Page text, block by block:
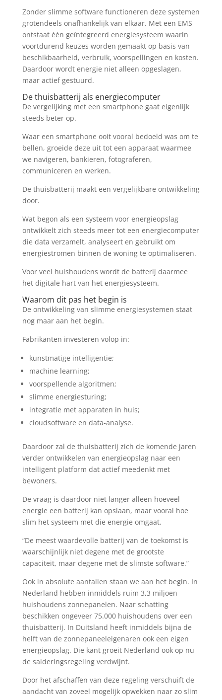
Zonder slimme software functioneren deze systemen
grotendeels onafhankelijk van elkaar. Met een EMS
ontstaat één geïntegreerd energiesysteem waarin
voortdurend keuzes worden gemaakt op basis van
beschikbaarheid, verbruik, voorspellingen en kosten.
Daardoor wordt energie niet alleen opgeslagen,
maar actief gestuurd.
De thuisbatterij als energiecomputer
De vergelijking met een smartphone gaat eigenlijk
steeds beter op.
Waar een smartphone ooit vooral bedoeld was om te
bellen, groeide deze uit tot een apparaat waarmee
we navigeren, bankieren, fotograferen,
communiceren en werken.
De thuisbatterij maakt een vergelijkbare ontwikkeling
door.
Wat begon als een systeem voor energieopslag
ontwikkelt zich steeds meer tot een energiecomputer
die data verzamelt, analyseert en gebruikt om
energiestromen binnen de woning te optimaliseren.
Voor veel huishoudens wordt de batterij daarmee
het digitale hart van het energiesysteem.
Waarom dit pas het begin is
De ontwikkeling van slimme energiesystemen staat
nog maar aan het begin.
Fabrikanten investeren volop in:
kunstmatige intelligentie;
machine learning;
voorspellende algoritmen;
slimme energiesturing;
integratie met apparaten in huis;
cloudsoftware en data-analyse.
Daardoor zal de thuisbatterij zich de komende jaren
verder ontwikkelen van energieopslag naar een
intelligent platform dat actief meedenkt met
bewoners.
De vraag is daardoor niet langer alleen hoeveel
energie een batterij kan opslaan, maar vooral hoe
slim het systeem met die energie omgaat.
“De meest waardevolle batterij van de toekomst is
waarschijnlijk niet degene met de grootste
capaciteit, maar degene met de slimste software.”
Ook in absolute aantallen staan we aan het begin. In
Nederland hebben inmiddels ruim 3,3 miljoen
huishoudens zonnepanelen. Naar schatting
beschikken ongeveer 75.000 huishoudens over een
thuisbatterij. In Duitsland heeft inmiddels bijna de
helft van de zonnepaneeleigenaren ook een eigen
energieopslag. Die kant groeit Nederland ook op nu
de salderingsregeling verdwijnt.
Door het afschaffen van deze regeling verschuift de
aandacht van zoveel mogelijk opwekken naar zo slim